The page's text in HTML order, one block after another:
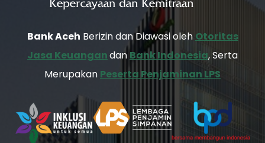
Bank Aceh Berizin dan Diawasi oleh Otoritas
Jasa Keuangandan Bank Indonesia, Serta
Merupakan Peserta Penjaminan LPS